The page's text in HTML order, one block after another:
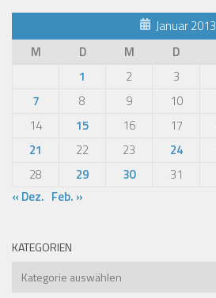
Januar 2013
M
D M D
1
2 3
7
8 9 10
14
15 16 17
21
22 23 24
28
29 30
31
« Dez. Feb. »
KATEGORIEN
Kategorien